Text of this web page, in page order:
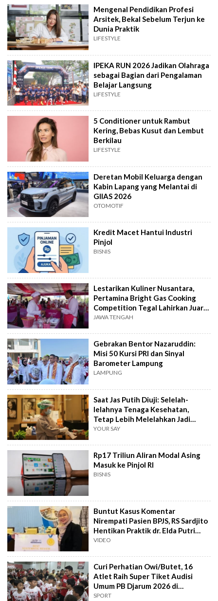
Mengenal Pendidikan Profesi
Arsitek, Bekal Sebelum Terjun ke
Dunia Praktik
LIFESTYLE
IPEKA RUN 2026 Jadikan Olahraga
sebagai Bagian dari Pengalaman
Belajar Langsung
LIFESTYLE
5 Conditioner untuk Rambut
Kering, Bebas Kusut dan Lembut
Berkilau
LIFESTYLE
Deretan Mobil Keluarga dengan
Kabin Lapang yang Melantai di
GIIAS 2026
OTOMOTIF
Kredit Macet Hantui Industri
Pinjol
BISNIS
Lestarikan Kuliner Nusantara,
Pertamina Bright Gas Cooking
Competition Tegal Lahirkan Juara
Baru
JAWA TENGAH
Gebrakan Bentor Nazaruddin:
Misi 50 Kursi PRI dan Sinyal
Barometer Lampung
LAMPUNG
Saat Jas Putih Diuji: Selelah-
lelahnya Tenaga Kesehatan,
Tetap Lebih Melelahkan Jadi
Pasien
YOUR SAY
Rp17 Triliun Aliran Modal Asing
Masuk ke Pinjol RI
BISNIS
Buntut Kasus Komentar
Nirempati Pasien BPJS, RS Sardjito
Hentikan Praktik dr. Elda Putri
Rahard
VIDEO
Curi Perhatian Owi/Butet, 16
Atlet Raih Super Tiket Audisi
Umum PB Djarum 2026 di
Makassar
SPORT